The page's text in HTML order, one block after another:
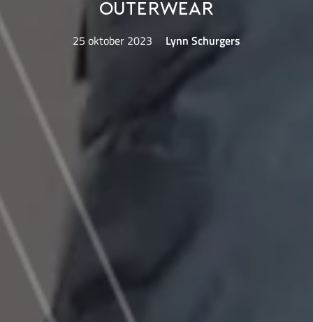
outerwear
25 oktober 2023 Lynn Schurgers